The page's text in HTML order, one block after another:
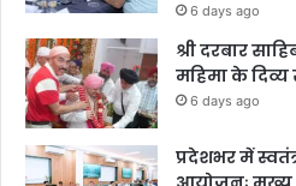
6 days ago
श्री दरबार
महिमा के
6 days ago
प्रदेशभर में